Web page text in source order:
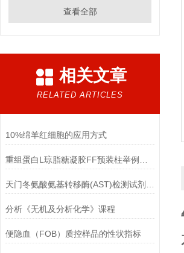
查看全部
相关文章
RELATED ARTICLES
10%绵羊红细胞的应用方式
分析《无机及分析化学》课程
便隐血（FOB）质控样品的性状指标